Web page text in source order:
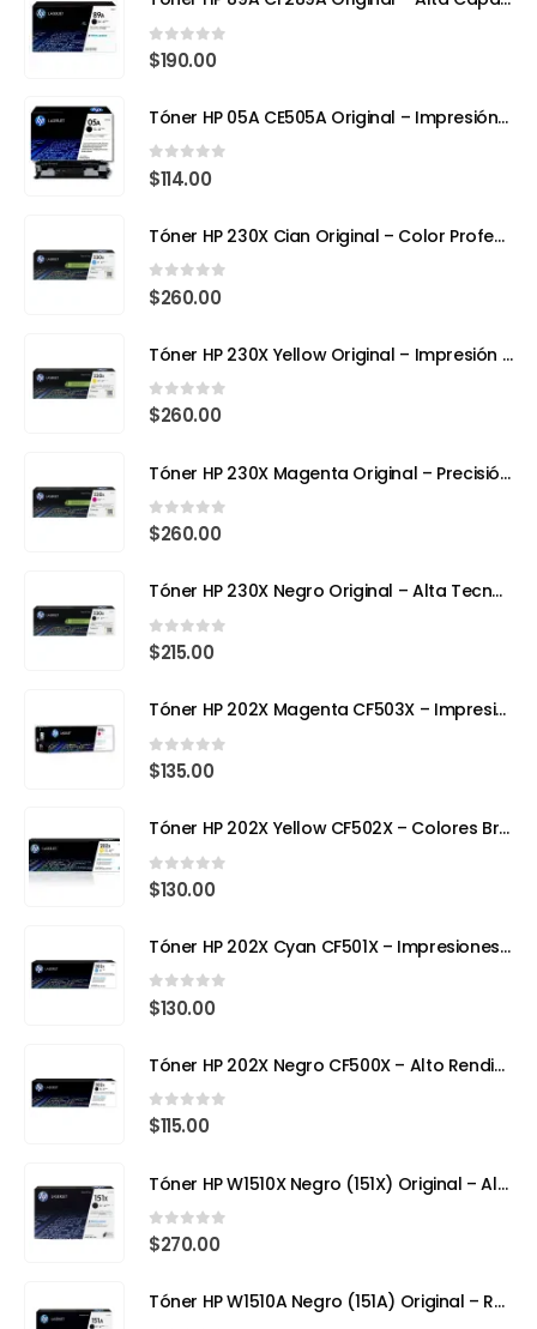
0out of 5
$190.00
Tóner HP 05A CE505A Original – Impresión Profesional para tu HP LaserJet
0out of 5
$114.00
Tóner HP 230X Cian Original – Color Profesional y Máximo Rendimiento con Tecnología TerraJet
0 out of 5
$260.00
Tóner HP 230X Yellow Original – Impresión Láser a Todo Color con Eficiencia y Precisión
0out of 5
$260.00
Tóner HP 230X Magenta Original – Precisión, Color y Tecnología Avanzada
0out of 5
$260.00
Tóner HP 230X Negro Original – Alta Tecnología, Máximo Rendimiento
0out of 5
$215.00
Tóner HP 202X Magenta CF503X – Impresión con Color y Precisión Profesional
0out of 5
$135.00
Tóner HP 202X Yellow CF502X – Colores Brillantes, Calidad Profesional
0out of 5
$130.00
Tóner HP 202X Cyan CF501X – Impresiones Vivas y de Alta Precisión
0out of 5
$130.00
Tóner HP 202X Negro CF500X – Alto Rendimiento para Impresoras Láser a Color
0out of 5
$115.00
Tóner HP W1510X Negro (151X) Original – Alto Rendimiento para HP LaserJet Pro
0out of 5
$270.00
Tóner HP W1510A Negro (151A) Original – Rendimiento Eficiente para tu HP LaserJet Pro 4103fdw